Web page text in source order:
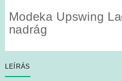
Modeka Upswing
nadrág
LEÍRÁS